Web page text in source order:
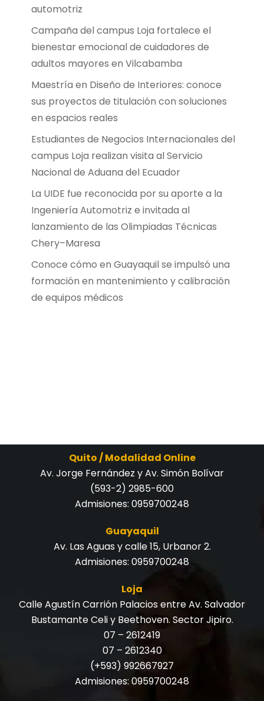
automotriz
Campaña del campus Loja fortalece el
bienestar emocional de cuidadores de
adultos mayores en Vilcabamba
Maestría en Diseño de Interiores: conoce
sus proyectos de titulación con soluciones
en espacios reales
Estudiantes de Negocios Internacionales del
campus Loja realizan visita al Servicio
Nacional de Aduana del Ecuador
La UIDE fue reconocida por su aporte a la
Ingeniería Automotriz e invitada al
lanzamiento de las Olimpiadas Técnicas
Chery–Maresa
Conoce cómo en Guayaquil se impulsó una
formación en mantenimiento y calibración
de equipos médicos
Quito / Modalidad Online
Av. Jorge Fernández y Av. Simón Bolívar
(593-2) 2985-600
Admisiones: 0959700248
Guayaquil
Av. Las Aguas y calle 15, Urbanor 2.
Admisiones: 0959700248
Loja
Calle Agustín Carrión Palacios entre Av. Salvador
Bustamante Celi y Beethoven. Sector Jipiro.
07 – 2612419
07 – 2612340
(+593) 992667927
Admisiones: 0959700248